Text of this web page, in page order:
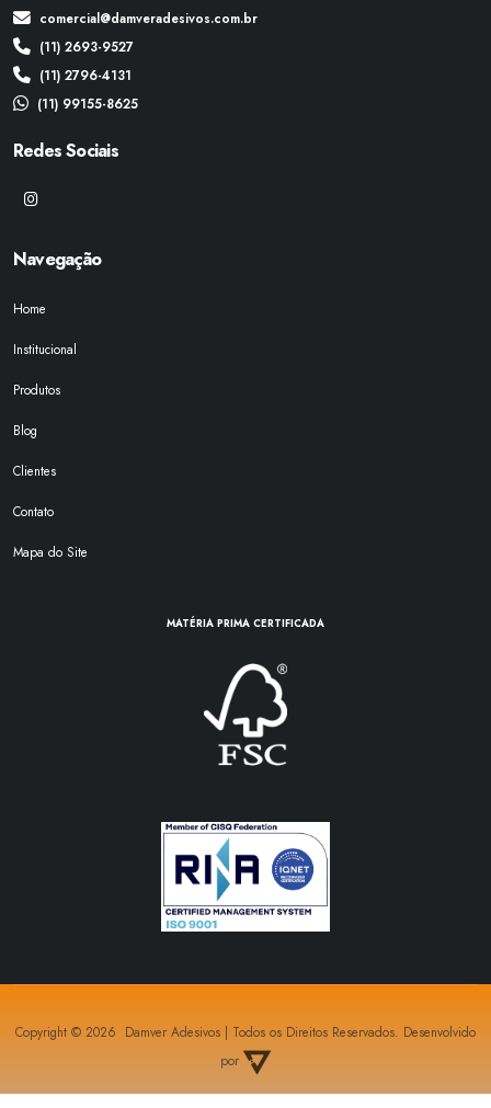
comercial@damveradesivos.com.br
(11) 2693-9527
(11) 2796-4131
(11) 99155-8625
Redes Sociais
Navegação
Home
Institucional
Produtos
Blog
Clientes
Contato
Mapa do Site
MATÉRIA PRIMA CERTIFICADA
Copyright © 2026 Damver Adesivos | Todos os Direitos Reservados. Desenvolvido
por